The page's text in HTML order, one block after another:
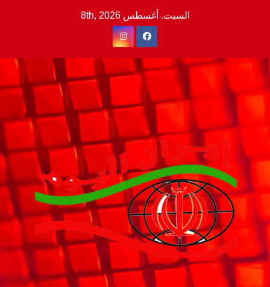
السبت. أغسطس 8th, 2026